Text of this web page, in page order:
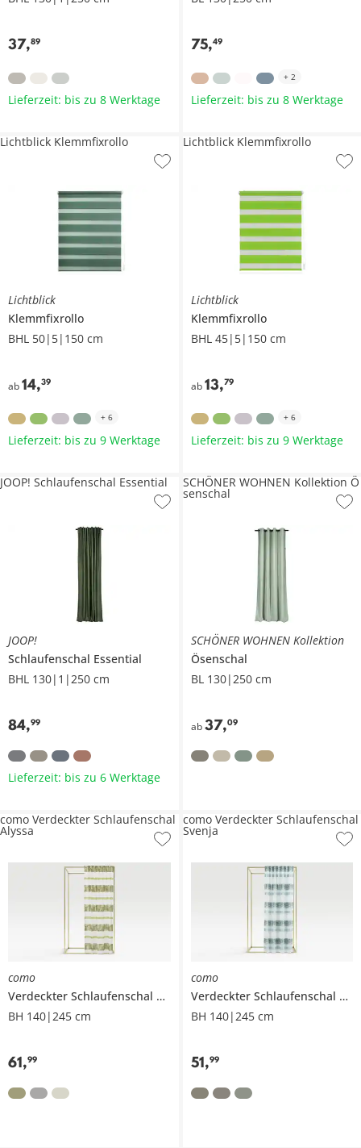
37,89
Lieferzeit: bis zu 8 Werktage
75,49
+ 2
Lieferzeit: bis zu 8 Werktage
Lichtblick
Klemmfixrollo
BHL 50|5|150 cm
ab14,39
Lichtblick Klemmfixrollo
+ 6
Lieferzeit: bis zu 9 Werktage
Lichtblick
Klemmfixrollo
BHL 45|5|150 cm
ab 13,79
Lichtblick Klemmfixrollo
+ 6
Lieferzeit: bis zu 9 Werktage
JOOP!
Schlaufenschal Essential
BHL 130|1|250 cm
84,99
JOOP! Schlaufenschal Essential
Lieferzeit: bis zu 6 Werktage
SCHÖNER WOHNEN Kollektion
Ösenschal
BL 130|250 cm
ab 37,09
SCHÖNER WOHNEN Kollektion Ö
senschal
como
Verdeckter Schlaufenschal
Alyssa
BH 140|245 cm
61,99
como Verdeckter Schlaufenschal
Alyssa
como
Verdeckter Schlaufenschal
BH 140|245 cm
51,99
como Verdeckter Schlaufenschal
Svenja